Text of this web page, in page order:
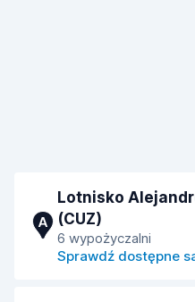
A
Lotnisko
(CUZ)
6 wypożyczalni
Sprawdź dostępne